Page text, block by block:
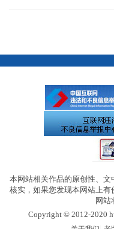
本网站相关作品的原创性、
核实，如果您发现本网站上
网站
Copyright © 2012-2020